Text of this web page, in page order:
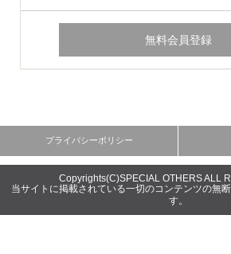
Copyrights(C)SPECIAL OTHERS ALL
当サイトに掲載されている一切のコンテンツの無
す。